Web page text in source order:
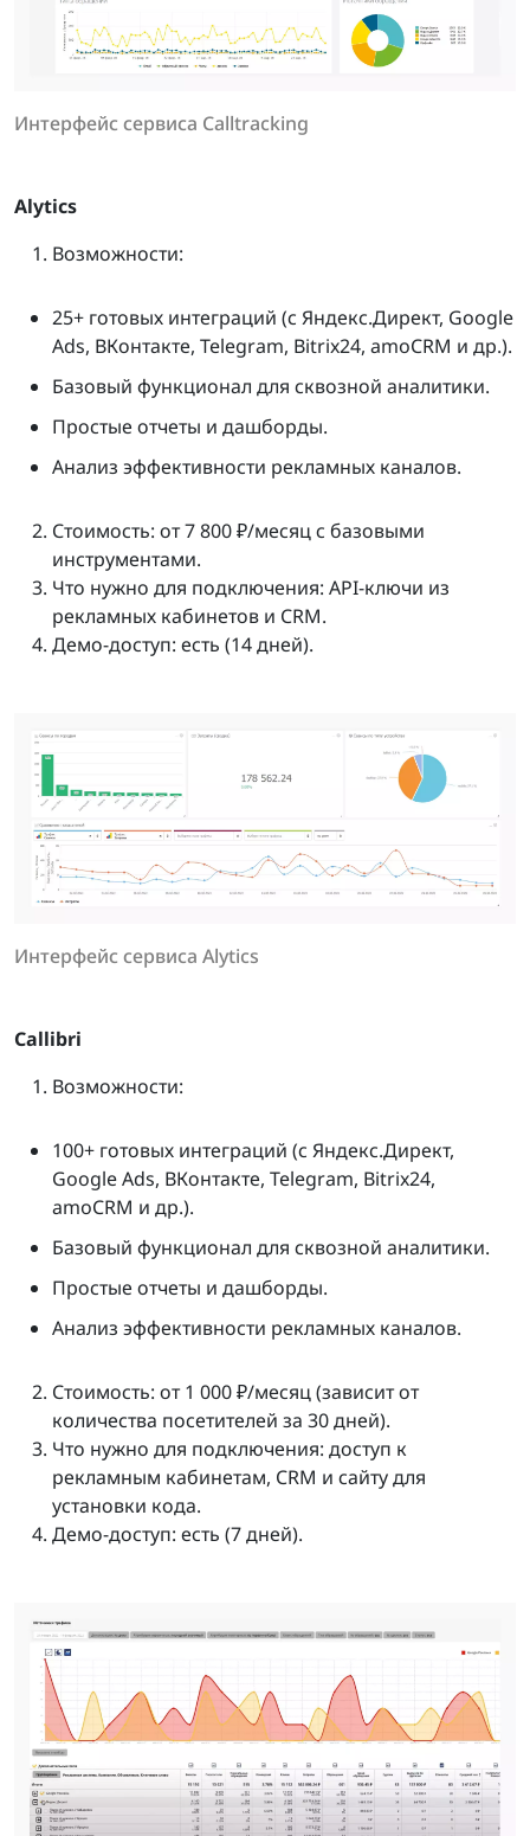
Интерфейс сервиса Calltracking
Alytics
Возможности:
25+ готовых интеграций (с Яндекс.Директ, Google
Ads, ВКонтакте, Telegram, Bitrix24, amoCRM и др.).
Базовый функционал для сквозной аналитики.
Простые отчеты и дашборды.
Анализ эффективности рекламных каналов.
Стоимость: от 7 800 ₽/месяц с базовыми
инструментами.
Что нужно для подключения: API-ключи из
рекламных кабинетов и CRM.
Демо-доступ: есть (14 дней).
Интерфейс сервиса Alytics
Callibri
Возможности:
100+ готовых интеграций (с Яндекс.Директ,
Google Ads, ВКонтакте, Telegram, Bitrix24,
amoCRM и др.).
Базовый функционал для сквозной аналитики.
Простые отчеты и дашборды.
Анализ эффективности рекламных каналов.
Стоимость: от 1 000 ₽/месяц (зависит от
количества посетителей за 30 дней).
Что нужно для подключения: доступ к
рекламным кабинетам, CRM и сайту для
установки кода.
Демо-доступ: есть (7 дней).